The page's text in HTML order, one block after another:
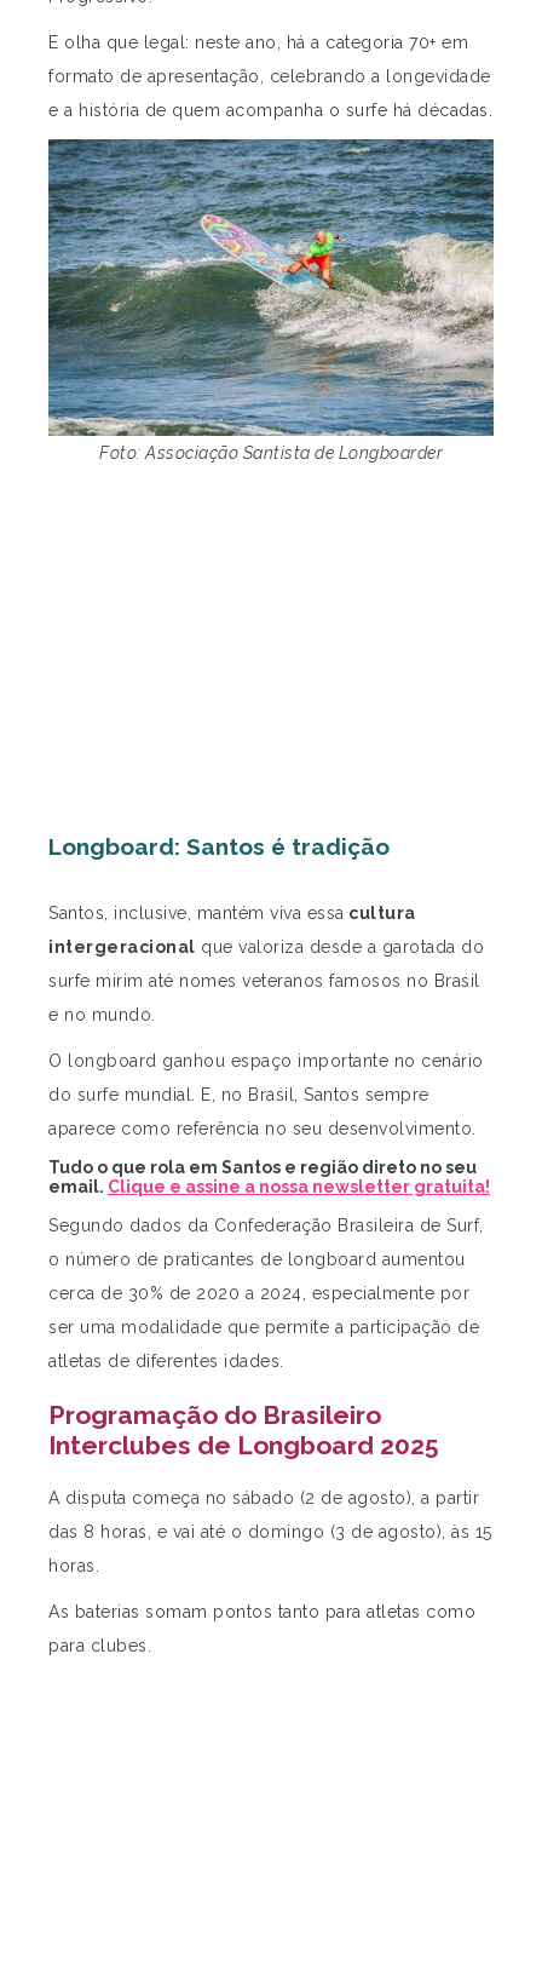
E olha que legal: neste ano, há a categoria 70+ em
formato de apresentação, celebrando a longevidade
e a história de quem acompanha o surfe há décadas.
Foto: Associação Santista de Longboarder
Longboard: Santos é tradição
Santos, inclusive, mantém viva essa cultura
intergeracional que valoriza desde a garotada do
surfe mirim até nomes veteranos famosos no Brasil
e no mundo.
O longboard ganhou espaço importante no cenário
do surfe mundial. E, no Brasil, Santos sempre
aparece como referência no seu desenvolvimento.
Tudo o que rola em Santos e região direto no seu
email. Clique e assine a nossa newsletter gratuita!
Segundo dados da Confederação Brasileira de Surf,
o número de praticantes de longboard aumentou
cerca de 30% de 2020 a 2024, especialmente por
ser uma modalidade que permite a participação de
atletas de diferentes idades.
Programação do Brasileiro
Interclubes de Longboard 2025
A disputa começa no sábado (2 de agosto), a partir
das 8 horas, e vai até o domingo (3 de agosto), às 15
horas.
As baterias somam pontos tanto para atletas como
para clubes.